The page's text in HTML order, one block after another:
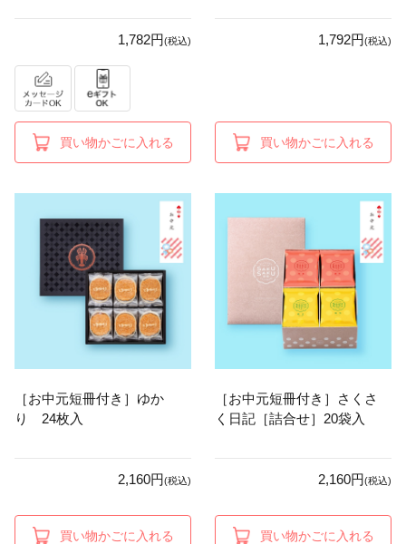
1,782円(税込)
買い物かごに入れる
1,792円(税込)
買い物かごに入れる
［お中元短冊付き］ゆか
り 24枚入
2,160円(税込)
買い物かごに入れる
［お中元短冊付き］さくさ
く日記［詰合せ］20袋入
2,160円(税込)
買い物かごに入れる